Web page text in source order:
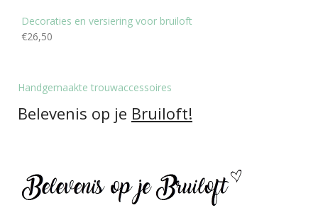
Decoraties en versiering voor bruiloft
€26,50
Handgemaakte trouwaccessoires
Belevenis op je Bruiloft!